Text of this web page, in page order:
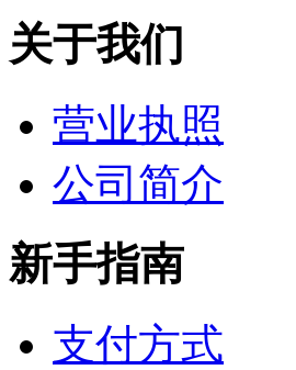
关于我们
营业执照
公司简介
新手指南
支付方式